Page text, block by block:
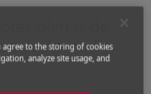
a Jacksonville
agree to the storing of cookies
analyze site usage, and